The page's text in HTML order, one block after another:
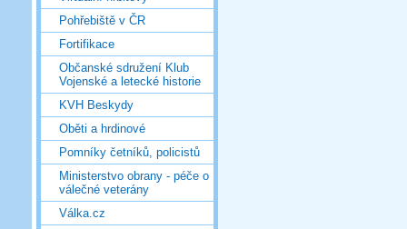
Pohřebiště v ČR
Fortifikace
Občanské sdružení Klub
Vojenské a letecké historie
KVH Beskydy
Oběti a hrdinové
Pomníky četníků, policistů
Ministerstvo obrany - péče o
válečné veterány
Válka.cz